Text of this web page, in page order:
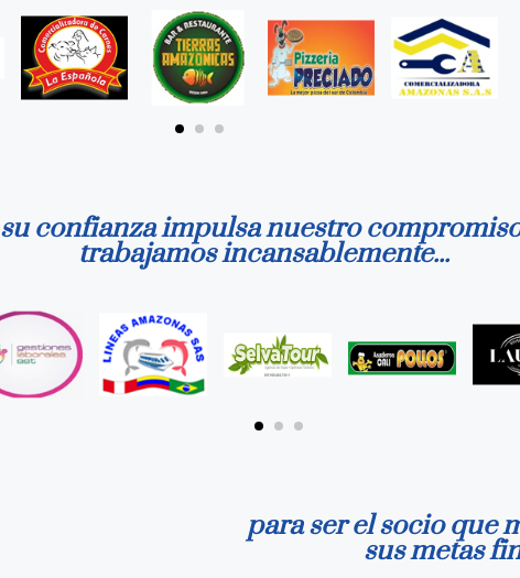
su confianza impulsa nuestro
trabajamos incansablemente...
para ser el socio que
sus metas